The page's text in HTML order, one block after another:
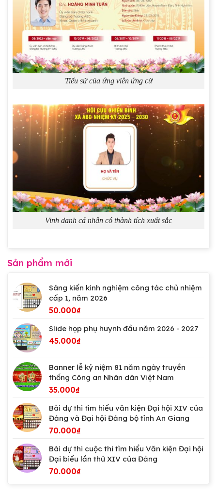
Tiểu sử của ứng viên ứng cử
Vinh danh cá nhân có thành tích xuất sắc
Sản phẩm mới
Sáng kiến kinh nghiệm công tác chủ nhiệm
cấp 1, năm 2026
50.000₫
Slide họp phụ huynh đầu năm 2026 - 2027
45.000₫
Banner lễ kỷ niệm 81 năm ngày truyền
thống Công an Nhân dân Việt Nam
35.000₫
Bài dự thi tìm hiểu văn kiện Đại hội XIV của
Đảng và Đại hội Đảng bộ tỉnh An Giang
70.000₫
Bài dự thi cuộc thi tìm hiểu Văn kiện Đại hội
Đại biểu lần thứ XIV của Đảng
70.000₫